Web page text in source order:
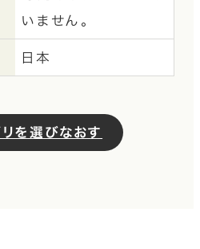
いません。
日本
を選びなおす